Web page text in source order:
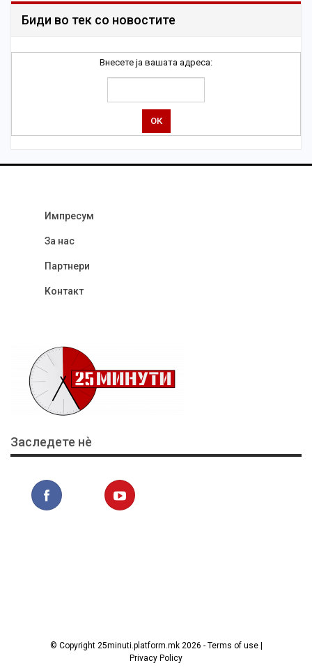
Биди во тек со новостите
Внесете ја вашата адреса:
Импресум
За нас
Партнери
Контакт
Заследете нѐ
© Copyright 25minuti.platform.mk 2026 - Terms of use |
Privacy Policy